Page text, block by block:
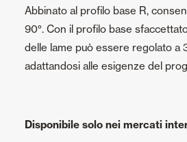
Abbinato al profilo base R,
90°. Con il profilo base
delle lame può essere regolato a
adattandosi alle esigenze del
Disponibile solo nei mercati